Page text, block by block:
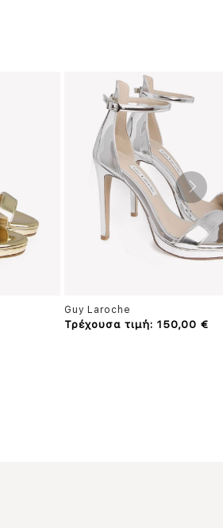
Guy Laroche
Τρέχουσα τιμή: 150,00 €